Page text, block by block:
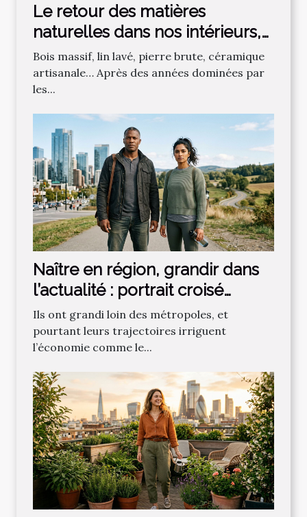
Le retour des matières
naturelles dans nos intérieurs,
effet de mode ou vraie
tendance ?
Bois massif, lin lavé, pierre brute, céramique
artisanale… Après des années dominées par
les...
Naître en région, grandir dans
l’actualité : portrait croisé
d’acteurs économiques et
sportifs
Ils ont grandi loin des métropoles, et
pourtant leurs trajectoires irriguent
l’économie comme le...